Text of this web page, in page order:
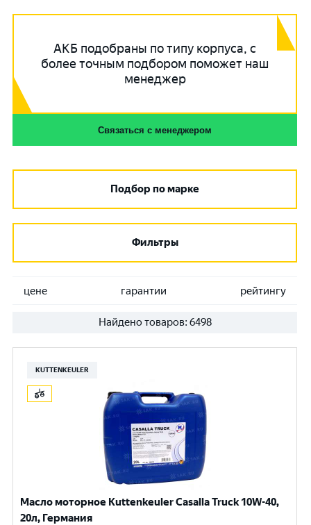
АКБ подобраны по типу корпуса, с
более точным подбором поможет наш
менеджер
Связаться с менеджером
Подбор по марке
Фильтры
цене гарантии рейтингу
Найдено товаров: 6498
KUTTENKEULER
Масло моторное Kuttenkeuler Casalla Truck 10W-40,
20л, Германия